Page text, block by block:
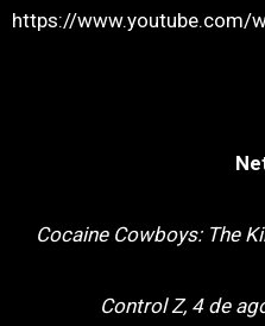
https://www.youtube.com/
Cocaine Cowboys: The
Control Z, 4 de